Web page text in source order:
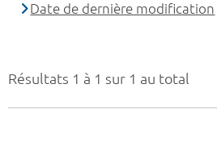
Résultats 1 à 1 sur 1 au total
Date de dernière modification